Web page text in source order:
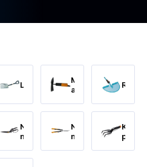
Lopaty
Motyky
a
Rýle
Nožnice
na
Nožnice
na